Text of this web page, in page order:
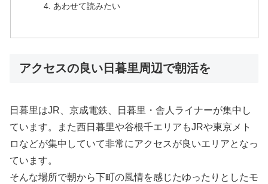
あわせて読みたい
アクセスの良い日暮里周辺で朝活を
日暮里はJR、京成電鉄、日暮里・舎人ライナーが集中し
ています。また西日暮里や谷根千エリアもJRや東京メト
ロなどが集中していて非常にアクセスが良いエリアとなっ
ています。
そんな場所で朝から下町の風情を感じたゆったりとしたモ